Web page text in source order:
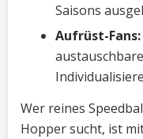
Saisons
Aufrüst-Fans:
Wer reines
Hopper sucht, ist